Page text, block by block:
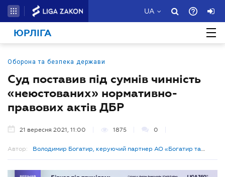
UA
ЮРЛІГА
Оборона та безпека держави
Суд поставив під сумнів чинність
«неюстованих» нормативно-
правових актів ДБР
21 вересня 2021, 11:00 1875 0
Автор:
Володимир Богатир, керуючий партнер АО «Богатир та
партнери»